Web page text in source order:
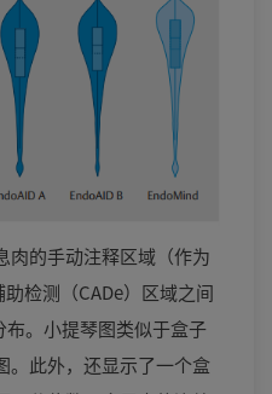
肉的手动注释区域（作为
检测（CADe）区域之间
。小提琴图类似于盒子
。此外，还显示了一个盒